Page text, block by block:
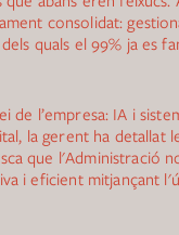
consolidat:
quals el 99% ja es
de l’empresa: IA i
la gerent ha detallat
que l'Administració
i eficient mitjançant